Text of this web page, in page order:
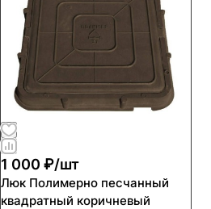
1 000 ₽/шт
Люк Полимерно песчанный
квадратный коричневый